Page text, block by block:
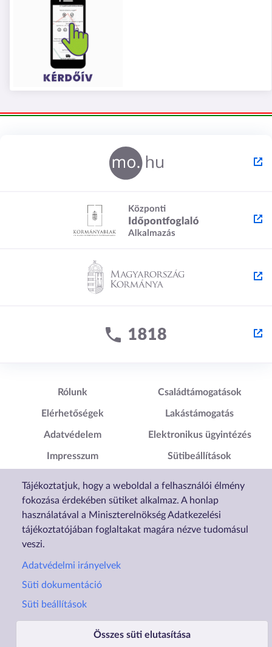
Tájékoztatjuk, hogy a weboldal a felhasználói élmény
fokozása érdekében sütiket alkalmaz. A honlap
használatával a Miniszterelnökség Adatkezelési
tájékoztatójában foglaltakat magára nézve tudomásul
veszi.
Adatvédelmi irányelvek
Süti dokumentáció
Süti beállítások
Összes süti elutasítása
Lábléc1
Rólunk
Elérhetőségek
Adatvédelem
Impresszum
Nyilatkozat
Lábléc2
Családtámogatások
Lakástámogatás
Elektronikus ügyintézés
Sütibeállítások